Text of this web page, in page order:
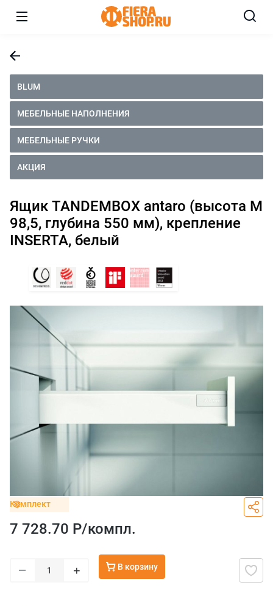
BLUM
МЕБЕЛЬНЫЕ НАПОЛНЕНИЯ
МЕБЕЛЬНЫЕ РУЧКИ
АКЦИЯ
Ящик TANDEMBOX antaro (высота М
98,5, глубина 550 мм), крепление
INSERTA, белый
Комплект
7 728.70 Р/компл.
– + В корзину